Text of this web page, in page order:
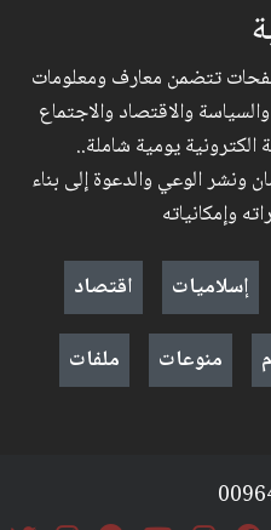
تتضمن معارف ومعلومات
والاقتصاد والاجتماع
يومية شاملة..
ونشر الوعي والدعوة إلى بناء
وإمكانياته
إسلاميات
اقتصاد
منوعات ملفات